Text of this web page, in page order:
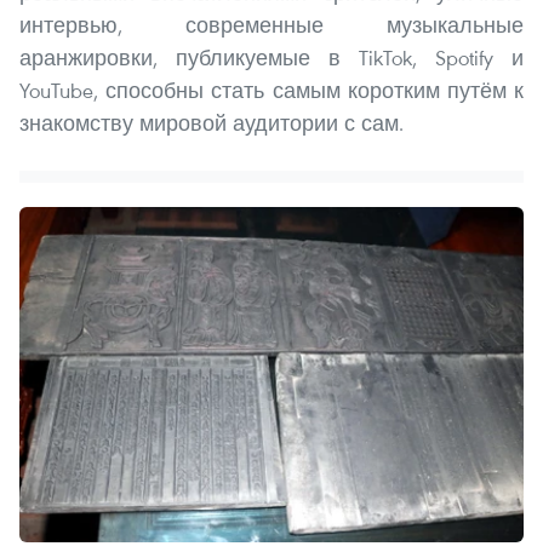
интервью, современные музыкальные
аранжировки, публикуемые в TikTok, Spotify и
YouTube, способны стать самым коротким путём к
знакомству мировой аудитории с сам.